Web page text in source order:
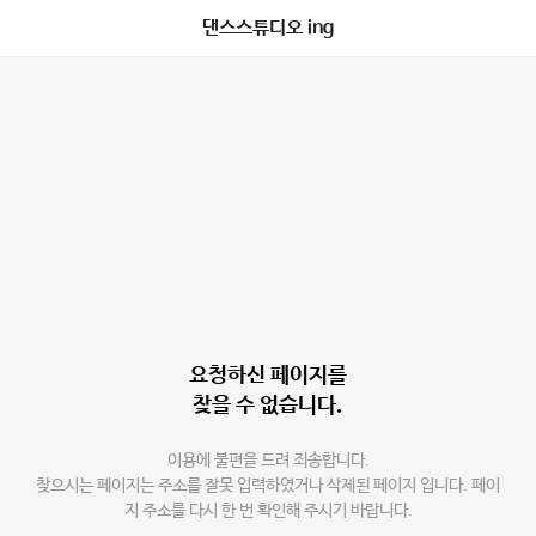
댄스스튜디오 ing
요청하신 페이지를
찾을 수 없습니다.
이용에 불편을 드려 죄송합니다.
찾으시는 페이지는 주소를 잘못 입력하였거나 삭제된 페이지 입니다. 페이
지 주소를 다시 한 번 확인해 주시기 바랍니다.